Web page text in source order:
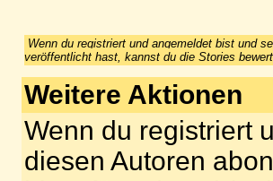
Wenn du registriert und angemeldet bist und
veröffentlicht hast, kannst du die Stories
Weitere Aktionen
Wenn du registriert
diesen Autoren